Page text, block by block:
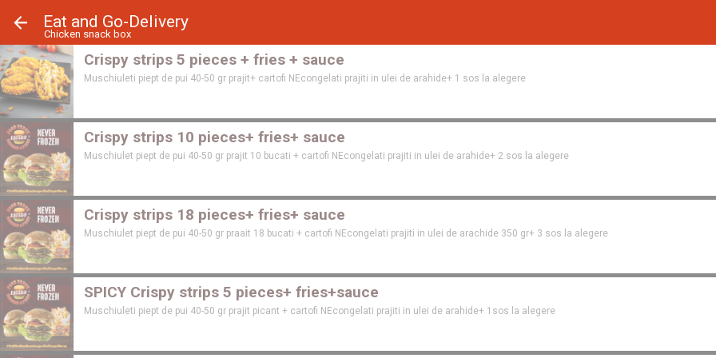
Eat and Go-Delivery
Chicken snack box
Crispy strips 5 pieces + fries + sauce
Muschiuleti piept de pui 40-50 gr prajit+ cartofi NEcongelati prajiti in ulei de arahide+ 1 sos la alegere
Crispy strips 10 pieces+ fries+ sauce
Muschiulet piept de pui 40-50 gr prajit 10 bucati + cartofi NEcongelati prajiti in ulei de arahide+ 2 sos la alegere
Crispy strips 18 pieces+ fries+ sauce
Muschiulet piept de pui 40-50 gr praait 18 bucati + cartofi NEcongelati prajiti in ulei de arachide 350 gr+ 3 sos la alegere
SPICY Crispy strips 5 pieces+ fries+sauce
Muschiuleti piept de pui 40-50 gr prajit picant + cartofi NEcongelati prajiti in ulei de arahide+ 1sos la alegere